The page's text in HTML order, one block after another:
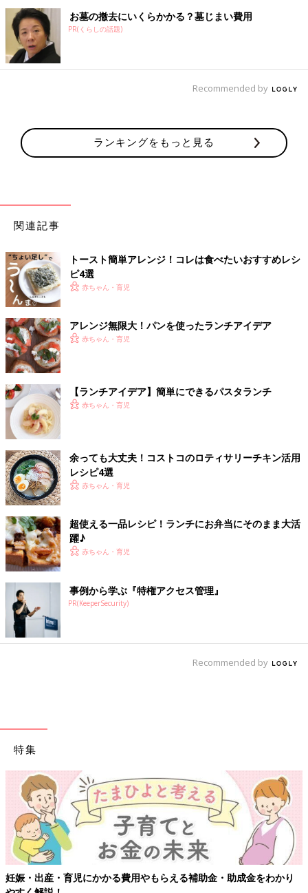
お墓の撤去にいくらかかる？墓じまい費用
PR(くらしの話題)
Recommended by
ランキングをもっと見る
関連記事
トースト簡単アレンジ！コレは食べたいおすすめレシ
ピ4選
赤ちゃん・育児
アレンジ無限大！パンを使ったランチアイデア
赤ちゃん・育児
【ランチアイデア】簡単にできるパスタランチ
赤ちゃん・育児
余っても大丈夫！コストコのロティサリーチキン活用
レシピ4選
赤ちゃん・育児
超使える一品レシピ！ランチにお弁当にそのまま大活
躍♪
赤ちゃん・育児
事例から学ぶ『特権アクセス管理』
PR(KeeperSecurity)
Recommended by
特集
かかる費用やもらえる補助金・助成金をわかり
【ワクチン接種